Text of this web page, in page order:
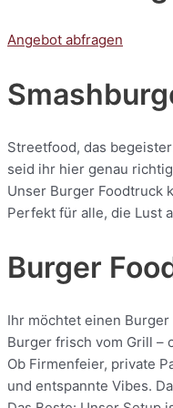
Angebot abfragen
Streetfood, das
seid ihr hier genau
Unser Burger Foodtruck
Perfekt für alle, die Lust
Burger
Ihr möchtet einen
Burger frisch vom Grill –
Ob Firmenfeier, private
und entspannte Vibes.